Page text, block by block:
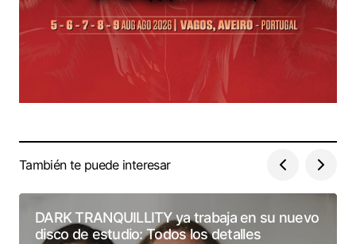
También te puede interesar
DARK TRANQUILLITY ya trabaja en su nuevo
disco de estudio: Todos los detalles